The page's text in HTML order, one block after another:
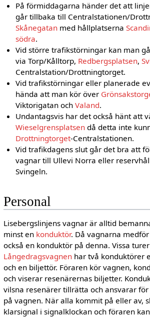
På förmiddagarna händer det att
går tillbaka till Centralstationen/
Skånegatan med hållplatserna
södra.
Vid större trafikstörningar kan man
via Torp/Kålltorp, Redbergsplatsen,
Centralstation/Drottningtorget.
Vid trafikstörningar eller planerade
hända att man kör över
Viktorigatan ochValand.
Undantagsvis har det också hänt att
Wieselgrensplatsen då detta inte
Drottningtorget-Centralstationen.
Vid trafikdagens slut går det bra att
vagnar till Ullevi Norra eller
Svingeln.
Personal
Lisebergslinjens vagnar är alltid
minst en konduktör. Då vagnarna
också en konduktör på denna. Vissa
Långedragsvagnenhar två konduktörer
och en biljettör. Föraren kör vagnen,
och viserar resenärernas biljetter.
vilsna resenärer tillrätta och ansvarar
på vagnen. När alla kommit på eller av,
klarsignal i signalklockan och föraren